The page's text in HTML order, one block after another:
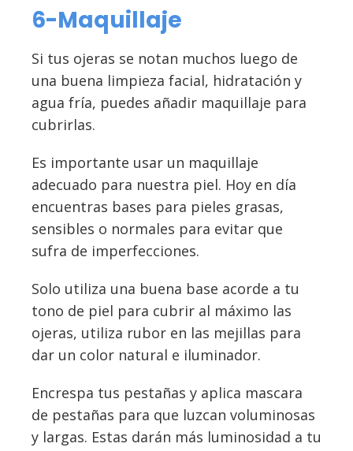
6-Maquillaje
Si tus ojeras se notan muchos luego de
una buena limpieza facial, hidratación y
agua fría, puedes añadir maquillaje para
cubrirlas.
Es importante usar un maquillaje
adecuado para nuestra piel. Hoy en día
encuentras bases para pieles grasas,
sensibles o normales para evitar que
sufra de imperfecciones.
Solo utiliza una buena base acorde a tu
tono de piel para cubrir al máximo las
ojeras, utiliza rubor en las mejillas para
dar un color natural e iluminador.
Encrespa tus pestañas y aplica mascara
de pestañas para que luzcan voluminosas
y largas. Estas darán más luminosidad a tu